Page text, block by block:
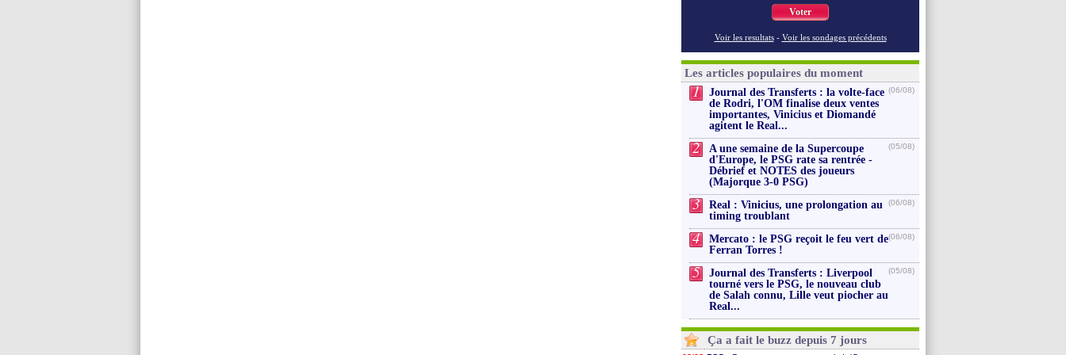
Voter
Voir les resultats - Voir les sondages précédents
Les articles populaires du moment
1
Journal des Transferts : la volte-face
de Rodri, l'OM finalise deux ventes
importantes, Vinicius et Diomandé
agitent le Real...
(06/08)
2
A une semaine de la Supercoupe
d'Europe, le PSG rate sa rentrée -
Débrief et NOTES des joueurs
(Majorque 3-0 PSG)
(05/08)
3
Real : Vinicius, une prolongation au
timing troublant
(06/08)
4
Mercato : le PSG reçoit le feu vert de
Ferran Torres !
(06/08)
5
Journal des Transferts : Liverpool
tourné vers le PSG, le nouveau club
de Salah connu, Lille veut piocher au
Real...
(05/08)
Ça a fait le buzz depuis 7 jours